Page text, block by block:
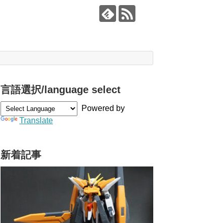
言語選択/language select
Powered by
Translate
新着記事